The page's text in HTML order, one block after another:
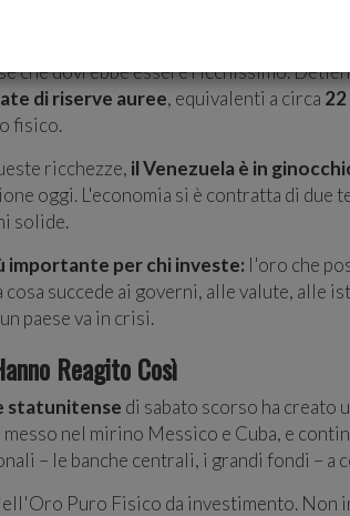
Ricco di Risorse, Povero di
che dovrebbe essere ricchissimo.
di riserve auree, equivalenti a circa
fisico.
ricchezze, il Venezuela è in
oggi. L'economia si è contratta di
solide.
importante per chi investe: l'oro che
succede ai governi, alle valute, alle
paese va in crisi.
Reagito Così
statunitense di sabato scorso ha creato
nel mirino Messico e Cuba, e
– le banche centrali, i grandi fondi – a
Puro Fisico da investimento. Non